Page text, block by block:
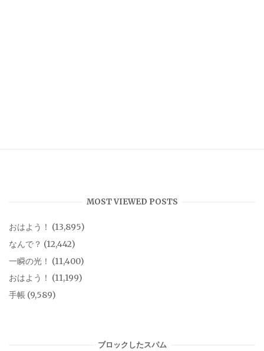
MOST VIEWED POSTS
おはよう！ (13,895)
なんで？ (12,442)
一瞬の光！ (11,400)
おはよう！ (11,199)
手帳 (9,589)
ブロックしたスパム